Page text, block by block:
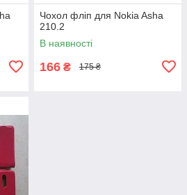
Чохол фліп для Nokia Asha
210.2
В наявності
166 ₴ 175 ₴